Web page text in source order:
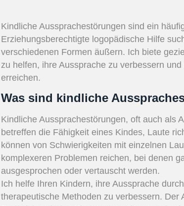
Kindliche Aussprachestörungen sind ein
Erziehungsberechtigte logopädische Hilfe
verschiedenen Formen äußern. Ich biete
zu helfen, ihre Aussprache zu verbessern
erreichen.
Was sind kindliche
Kindliche Aussprachestörungen, oft auch als
betreffen die Fähigkeit eines Kindes, Laute
können von Schwierigkeiten mit einzelnen
komplexeren Problemen reichen, bei denen
ausgesprochen oder vertauscht werden.
Ich helfe Ihren Kindern, ihre Aussprache
therapeutische Methoden zu verbessern. Der